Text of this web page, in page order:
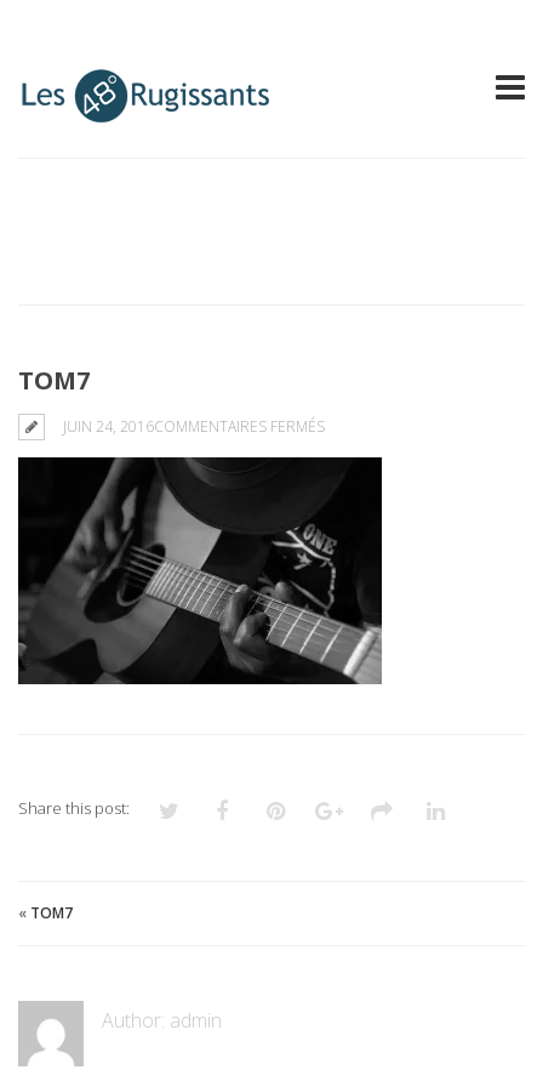
TOM7
JUIN 24, 2016COMMENTAIRES FERMÉSSUR
TOM7
Share this post:
« TOM7
Author: admin